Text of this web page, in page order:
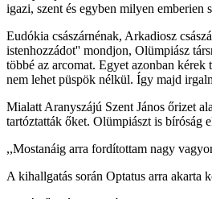
igazi, szent és egyben milyen emberien
Eudókia császárnénak, Arkadiosz
istenhozzádot'' mondjon, Olümpiász
többé az arcomat. Egyet azonban
nem lehet püspök nélkül. Így majd
Mialatt Aranyszájú Szent János őrizet
tartóztatták őket. Olümpiászt is bíróság
,,Mostanáig arra fordítottam nagy
A kihallgatás során Optatus arra akarta